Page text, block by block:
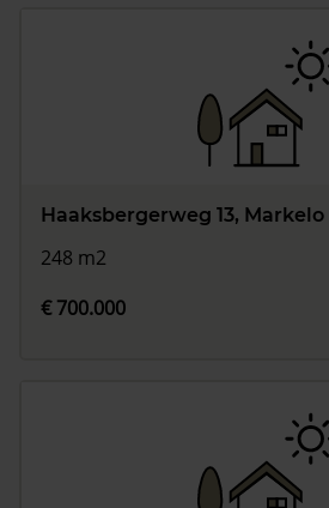
Haaksbergerweg 13, Markelo
248 m2
€ 700.000